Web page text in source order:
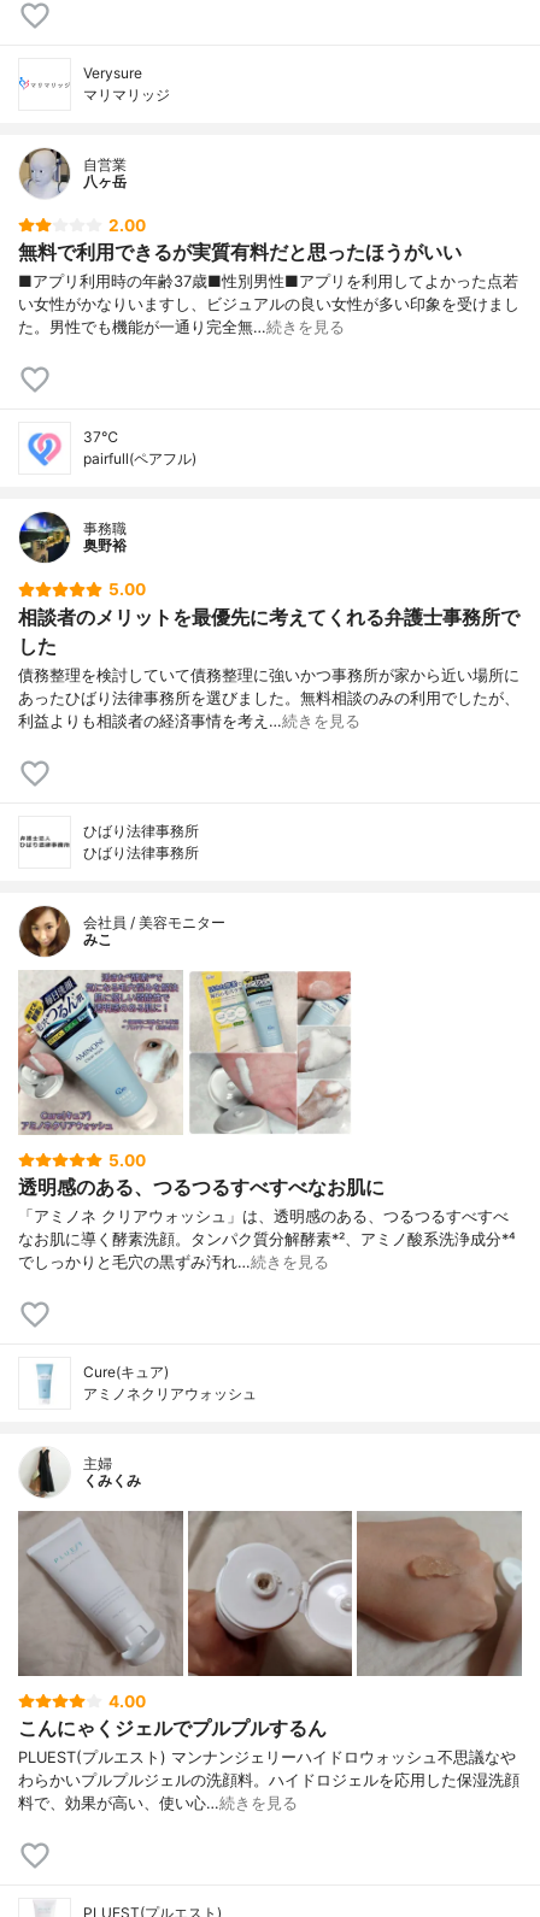
Verysure
マリマリッジ
自営業
八ヶ岳
2.00
無料で利用できるが実質有料だと思ったほうがいい
■アプリ利用時の年齢37歳■性別男性■アプリを利用してよかった点若
い女性がかなりいますし、ビジュアルの良い女性が多い印象を受けまし
た。男性でも機能が一通り完全無…続きを見る
37℃
pairfull(ペアフル)
事務職
奥野裕
5.00
相談者のメリットを最優先に考えてくれる弁護士事務所で
した
債務整理を検討していて債務整理に強いかつ事務所が家から近い場所に
あったひばり法律事務所を選びました。無料相談のみの利用でしたが、
利益よりも相談者の経済事情を考え…続きを見る
ひばり法律事務所
ひばり法律事務所
会社員 / 美容モニター
みこ
5.00
透明感のある、つるつるすべすべなお肌に
「アミノネ クリアウォッシュ」は、透明感のある、つるつるすべすべ
なお肌に導く酵素洗顔。タンパク質分解酵素*²、アミノ酸系洗浄成分*⁴
でしっかりと毛穴の黒ずみ汚れ…続きを見る
Cure(キュア)
アミノネクリアウォッシュ
主婦
くみくみ
4.00
こんにゃくジェルでプルプルするん
PLUEST(プルエスト) マンナンジェリーハイドロウォッシュ不思議なや
わらかいプルプルジェルの洗顔料。ハイドロジェルを応用した保湿洗顔
料で、効果が高い、使い心…続きを見る
PLUEST(プルエスト)